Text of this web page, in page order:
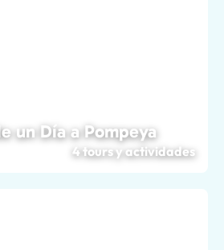
un Día a Pompeya
4 tours y actividades